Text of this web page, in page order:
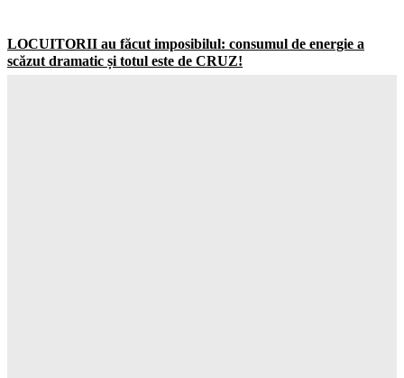
LOCUITORII au făcut imposibilul: consumul de energie a
scăzut dramatic și totul este de CRUZ!